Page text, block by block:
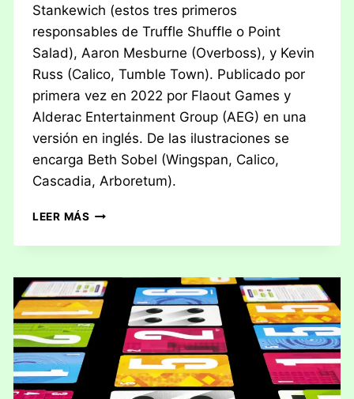
Stankewich (estos tres primeros
responsables de Truffle Shuffle o Point
Salad), Aaron Mesburne (Overboss), y Kevin
Russ (Calico, Tumble Town). Publicado por
primera vez en 2022 por Flaout Games y
Alderac Entertainment Group (AEG) en una
versión en inglés. De las ilustraciones se
encarga Beth Sobel (Wingspan, Calico,
Cascadia, Arboretum).
LEER MÁS RESEÑA: